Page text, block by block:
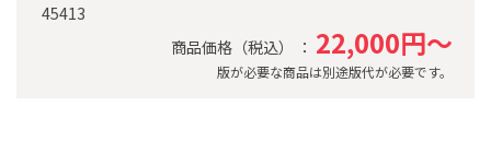
45413
商品価格（税込） ： 22,000円～
版が必要な商品は別途版代が必要です。